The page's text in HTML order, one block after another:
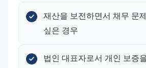
재산을 보전하면서 채무 문
싶은 경우
법인 대표자로서 개인 보증